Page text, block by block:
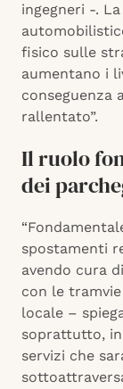
ingegneri -.
fisico sulle
aumentano i
conseguenza
rallentato”.
Il ruolo
dei
spostamenti
avendo cura
con le
locale –
soprattutto,
servizi che